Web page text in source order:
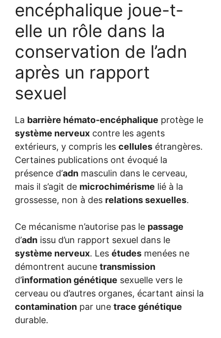
encéphalique joue-t-
elle un rôle dans la
conservation de l’adn
après un rapport
sexuel
La barrière hémato-encéphalique protège le
système nerveux contre les agents
extérieurs, y compris les cellules étrangères.
Certaines publications ont évoqué la
présence d’adn masculin dans le cerveau,
mais il s’agit de microchimérisme lié à la
grossesse, non à des relations sexuelles.
Ce mécanisme n’autorise pas le passage
d’adn issu d’un rapport sexuel dans le
système nerveux. Les études menées ne
démontrent aucune transmission
d’information génétique sexuelle vers le
cerveau ou d’autres organes, écartant ainsi la
contamination par une trace génétique
durable.